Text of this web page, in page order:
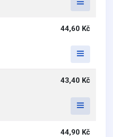
44,60 Kč
43,40 Kč
44,90 Kč